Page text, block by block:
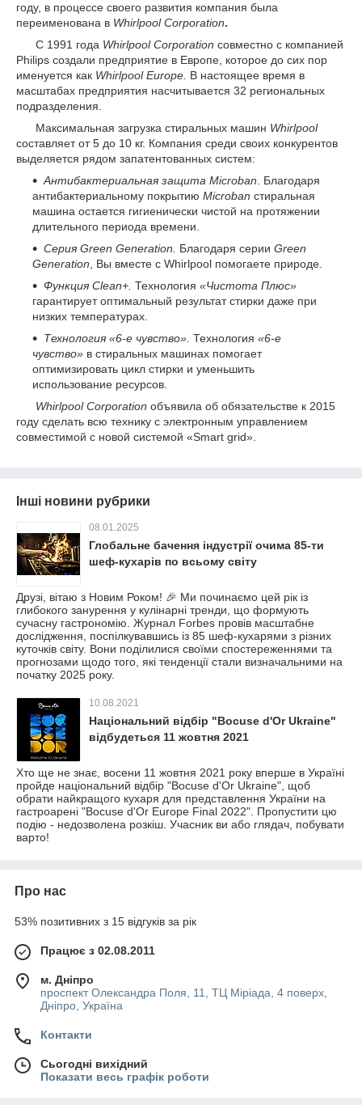
году, в процессе своего развития компания была
переименована в Whirlpool Corporation.
С 1991 года Whirlpool Corporation совместно с компанией
Philips создали предприятие в Европе, которое до сих пор
именуется как Whirlpool Europe. В настоящее время в
масштабах предприятия насчитывается 32 региональных
подразделения.
Максимальная загрузка стиральных машин Whirlpool
составляет от 5 до 10 кг. Компания среди своих конкурентов
выделяется рядом запатентованных систем:
Антибактериальная защита Microban . Благодаря
антибактериальному покрытию Microban стиральная
машина остается гигиенически чистой на протяжении
длительного периода времени.
Серия Green Generation.
Благодаря серии Green
Generation , Вы вместе с Whirlpool помогаете природе.
Функция Clean+. Технология «Чистота Плюс»
гарантирует оптимальный результат стирки даже при
низких температурах.
Технология «6-е чувство». Технология «6-е
чувство» в стиральных машинах помогает
оптимизировать цикл стирки и уменьшить
использование ресурсов.
Whirlpool Corporation объявила об обязательстве к 2015
году сделать всю технику с электронным управлением
совместимой с новой системой «Smart grid».
Інші новини рубрики
08.01.2025
Глобальне бачення індустрії очима 85-ти
шеф-кухарів по всьому світу
Друзі, вітаю з Новим Роком! 🎉 Ми починаємо цей рік із
глибокого занурення у кулінарні тренди, що формують
сучасну гастрономію. Журнал Forbes провів масштабне
дослідження, поспілкувавшись із 85 шеф-кухарями з різних
куточків світу. Вони поділилися своїми спостереженнями та
прогнозами щодо того, які тенденції стали визначальними на
початку 2025 року.
10.08.2021
Національний відбір "Bocuse d'Or Ukraine"
відбудеться 11 жовтня 2021
Хто ще не знає, восени 11 жовтня 2021 року вперше в Україні
пройде національний відбір "Bocuse d'Or Ukraine", щоб
обрати найкращого кухаря для представлення України на
гастроарені "Bocuse d'Or Europe Final 2022". Пропустити цю
подію - недозволена розкіш. Учасник ви або глядач, побувати
варто!
Про нас
53% позитивних з 15 відгуків за рік
Працює з 02.08.2011
м. Дніпро
проспект Олександра Поля, 11, ТЦ Міріада, 4 поверх,
Дніпро, Україна
Контакти
Сьогодні вихідний
Показати весь графік роботи